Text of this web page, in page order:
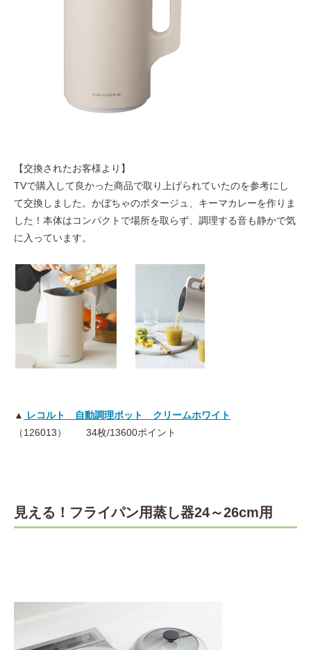
【交換されたお客様より】
TVで購入して良かった商品で取り上げられていたのを参考にし
て交換しました。かぼちゃのポタージュ、キーマカレーを作りま
した！本体はコンパクトで場所を取らず、調理する音も静かで気
に入っています。
▲ レコルト 自動調理ポット クリームホワイト
（126013） 34枚/13600ポイント
見える！フライパン用蒸し器24～26cm用